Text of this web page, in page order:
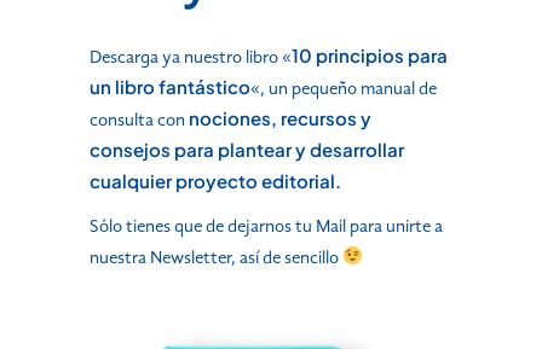
Descarga ya nuestro libro «10 principios para
un libro fantástico«, un pequeño manual de
consulta con nociones, recursos y
consejos para plantear y desarrollar
cualquier proyecto editorial.
Sólo tienes que de dejarnos tu Mail para unirte a
nuestra Newsletter, así de sencillo